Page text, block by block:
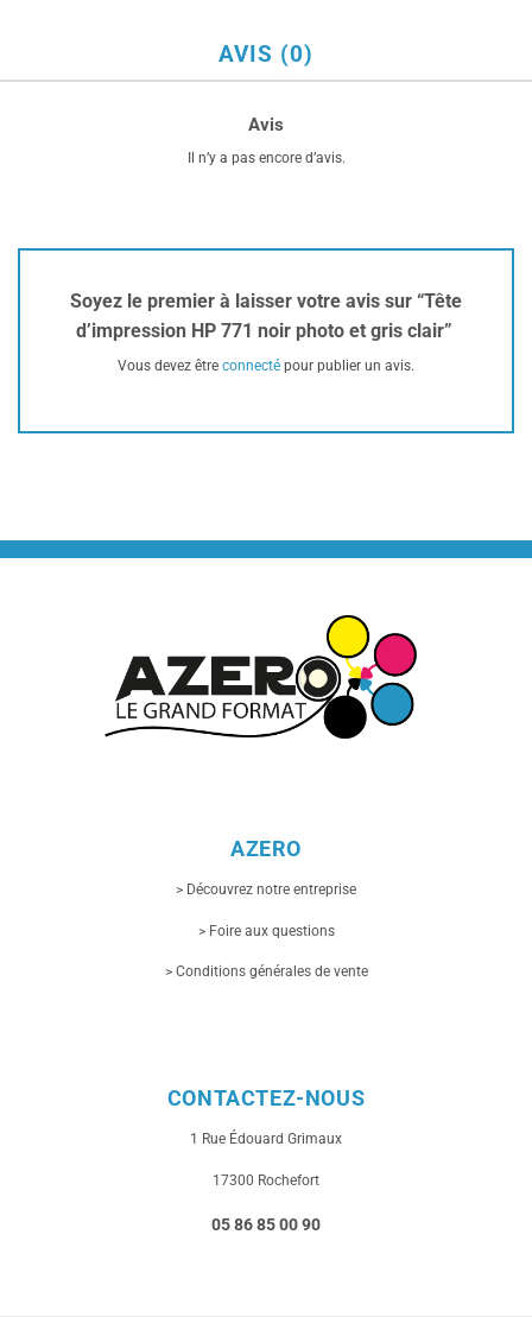
AVIS (0)
Avis
Il n’y a pas encore d’avis.
Soyez le premier à laisser votre avis sur “Tête
d’impression HP 771 noir photo et gris clair”
Vous devez être connecté pour publier un avis.
AZERO
> Découvrez notre entreprise
> Foire aux questions
> Conditions générales de vente
CONTACTEZ-NOUS
1 Rue Édouard Grimaux
17300 Rochefort
05 86 85 00 90